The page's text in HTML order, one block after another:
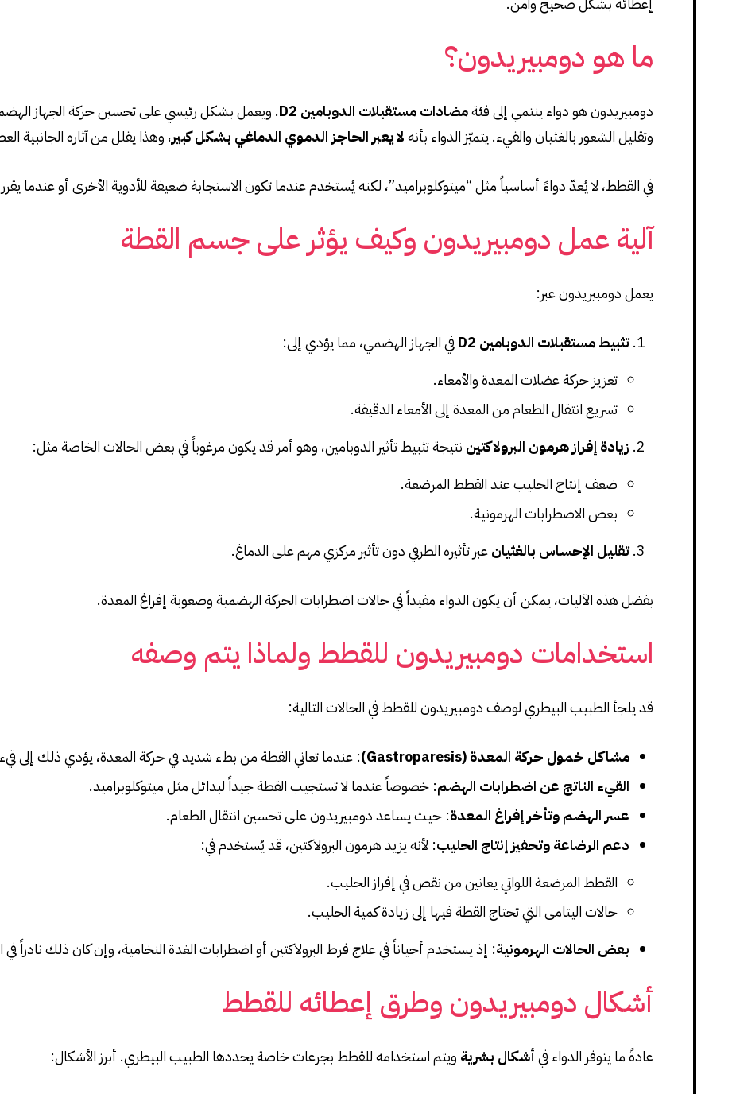
ما هو دومبيريدون؟
دومبيريدون هو دواء ينتمي إلى فئةمضادات مستقبلات الدوبامين D2
. ويعمل بشكل رئيسي على تحسين حركة الجهاز
وتقليل الشعور بالغثيان والقيء. يتميّز الدواء بأنهلا يعبر الحاجز الدموي الدماغي بشكل كبير، وهذا يقلل من آثاره الجانبية
في القطط، لا يُعدّ دواءً أساسياً مثل “ميتوكلوبراميد”، لكنه يُستخدم عندما تكون الاستجابة ضعيفة للأدوية الأخرى أو عندما
آلية عمل دومبيريدون وكيف يؤثر على جسم القطة
يعمل دومبيريدون عبر:
تثبيط مستقبلات الدوبامين D2
في الجهاز الهضمي، مما يؤدي إلى:
تعزيز حركة عضلات المعدة والأمعاء.
تسريع انتقال الطعام من المعدة إلى الأمعاء الدقيقة.
زيادة إفراز هرمون البرولاكتين نتيجة تثبيط تأثير الدوبامين، وهو أمر قد يكون مرغوباً في بعض الحالات الخاصة مثل:
ضعف إنتاج الحليب عند القطط المرضعة.
بعض الاضطرابات الهرمونية.
تقليل الإحساس بالغثيانعبر تأثيره الطرفي دون تأثير مركزي مهم على الدماغ.
بفضل هذه الآليات، يمكن أن يكون الدواء مفيداً في حالات اضطرابات الحركة الهضمية وصعوبة إفراغ المعدة.
استخدامات دومبيريدون للقطط ولماذا يتم وصفه
قد يلجأ الطبيب البيطري لوصف دومبيريدون للقطط في الحالات التالية:
مشاكل خمول حركة المعدة (Gastroparesis)
: عندما تعاني القطة من بطء شديد في حركة المعدة، يؤدي ذلك إلى
القيء الناتج عن اضطرابات الهضم: خصوصاً عندما لا تستجيب القطة جيداً لبدائل مثل ميتوكلوبراميد.
عسر الهضم وتأخر إفراغ المعدة: حيث يساعد دومبيريدون على تحسين انتقال الطعام.
دعم الرضاعة وتحفيز إنتاج الحليب: لأنه يزيد هرمون البرولاكتين، قد يُستخدم في:
القطط المرضعة اللواتي يعانين من نقص في إفراز الحليب.
حالات اليتامى التي تحتاج القطة فيها إلى زيادة كمية الحليب.
بعض الحالات الهرمونية: إذ يستخدم أحياناً في علاج فرط البرولاكتين أو اضطرابات الغدة النخامية، وإن كان ذلك نادراً
أشكال دومبيريدون وطرق إعطائه للقطط
عادةً ما يتوفر الدواء فيأشكال بشرية ويتم استخدامه للقطط بجرعات خاصة يحددها الطبيب البيطري. أبرز الأشكال: